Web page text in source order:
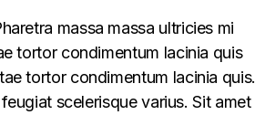
massa massa ultricies mi
tortor condimentum lacinia quis
tortor condimentum lacinia quis.
scelerisque varius. Sit amet